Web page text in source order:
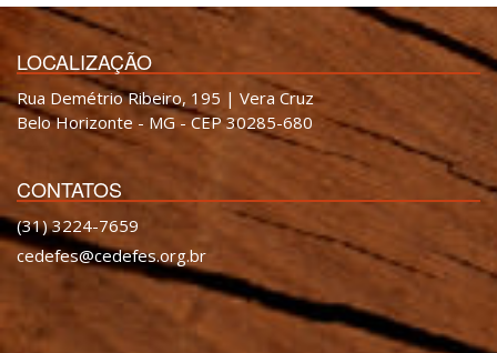
LOCALIZAÇÃO
Rua Demétrio Ribeiro, 195 | Vera Cruz
Belo Horizonte - MG - CEP 30285-680
CONTATOS
(31) 3224-7659
cedefes@cedefes.org.br